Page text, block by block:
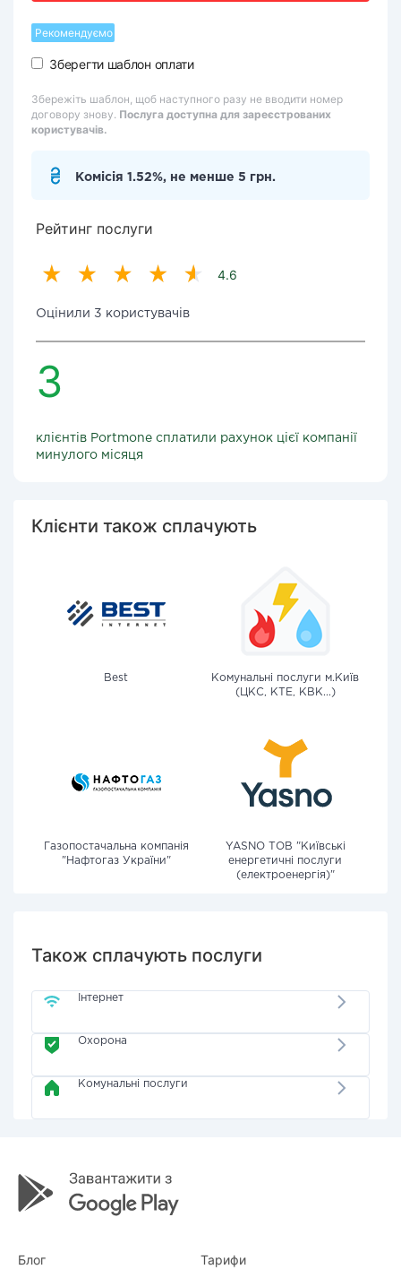
Рекомендуємо
Зберегти шаблон оплати
Збережіть шаблон, щоб наступного разу не вводити номер
договору знову. Послуга доступна для зареєстрованих
користувачів.
Комісія 1.52%, не менше 5 грн.
Рейтинг послуги
4.6
Оцінили 3 користувачів
3
клієнтів Portmone сплатили рахунок цієї компанії
минулого місяця
Клієнти також сплачують
Best
Комунальні послуги м.Київ
(ЦКС, КТЕ, КВК...)
Газопостачальна компанія
"Нафтогаз України"
YASNO ТОВ "Київські
енергетичні послуги
(електроенергія)"
Також сплачують послуги
Інтернет
Охорона
Комунальні послуги
Блог Тарифи